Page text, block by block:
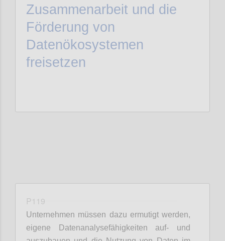
Zusammenarbeit und die
Förderung von
Datenökosystemen
freisetzen
P119
Unternehmen müssen dazu ermutigt werden,
eigene Datenanalysefähigkeiten auf- und